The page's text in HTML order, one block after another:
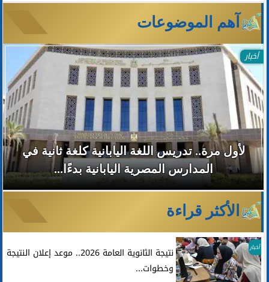
آهم الموضوعات
أخبار
لأول مرة.. تدريس اللغة اليابانية كلغة ثانية في
المدارس المصرية اليابانية بدءًا...
الأكثر قراءة
أخبار
نتيجة الثانوية العامة 2026.. موعد إعلان النتيجة
وخطوات...